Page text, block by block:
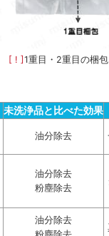
[ ! ] 1重目・2重目の梱
未洗浄品と比べた効果
油分除去
油分除去
粉塵除去
油分除去